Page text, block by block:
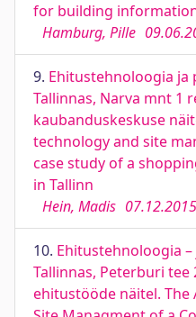
for building
Hamburg, Pille
9. Ehitustehnoloogia ja
Tallinnas, Narva mnt 1
kaubanduskeskuse
technology and site
case study of a
in Tallinn
Hein, Madis 07.12.2015
10. Ehitustehnoloogia
Tallinnas, Peterburi tee
ehitustööde näitel. The